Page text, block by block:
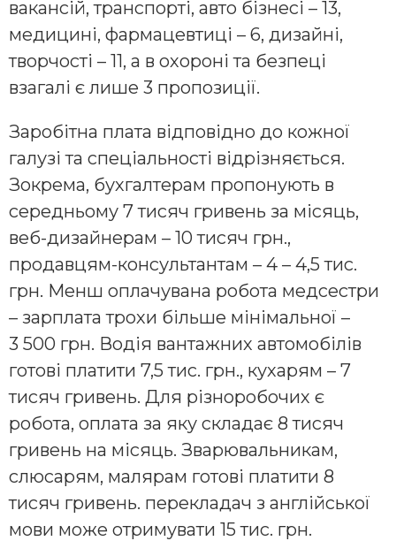
вакансій, транспорті, авто бізнесі – 13,
медицині, фармацевтиці – 6, дизайні,
творчості – 11, а в охороні та безпеці
взагалі є лише 3 пропозиції.
Заробітна плата відповідно до кожної
галузі та спеціальності відрізняється.
Зокрема, бухгалтерам пропонують в
середньому 7 тисяч гривень за місяць,
веб-дизайнерам – 10 тисяч грн.,
продавцям-консультантам – 4 – 4,5 тис.
грн. Менш оплачувана робота медсестри
– зарплата трохи більше мінімальної –
3 500 грн. Водія вантажних автомобілів
готові платити 7,5 тис. грн., кухарям – 7
тисяч гривень. Для різноробочих є
робота, оплата за яку складає 8 тисяч
гривень на місяць. Зварювальникам,
слюсарям, малярам готові платити 8
тисяч гривень. перекладач з англійської
мови може отримувати 15 тис. грн.